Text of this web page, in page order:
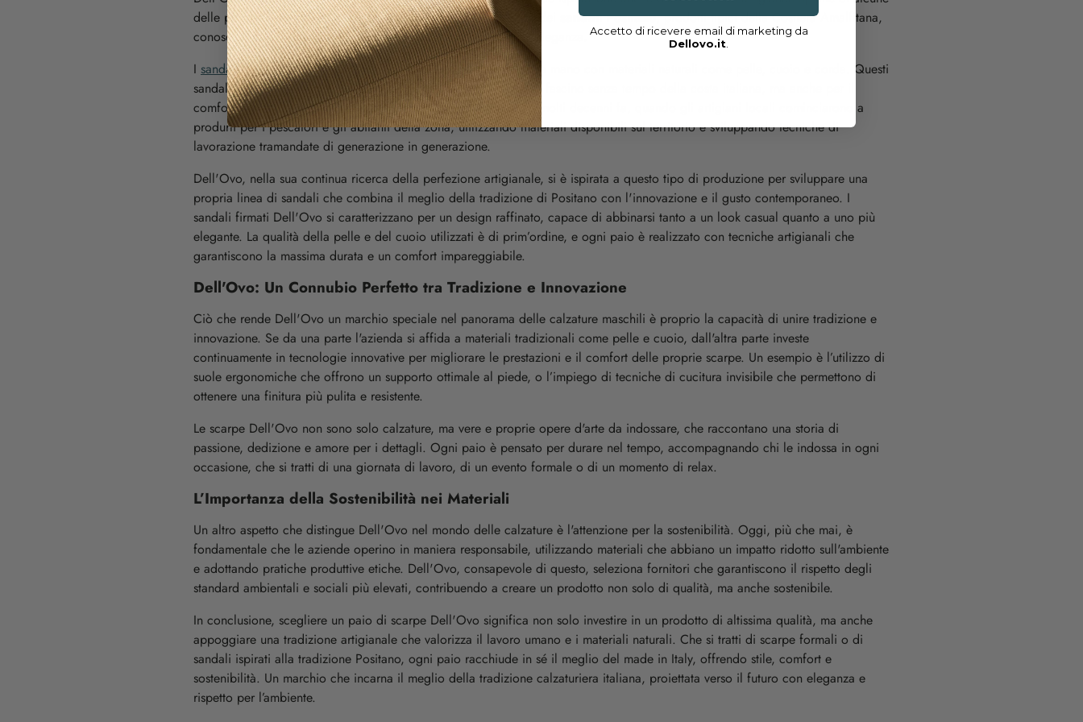
delle più belle regioni italiane. Un esempio su tutti è l’influenza dei
sandali Positano, prodotti tipici della Costiera Amalfitana,
conosciuti in tutto il mondo per la loro bellezza, semplicità ed eleganza.
I sandali Positanosono sinonimo di artigianalità pura, realizzati a mano con materiali naturali come pelle, cuoio e corda. Questi
sandali sono famosi non solo per il loro stile unico, che evoca il fascino senza tempo della costa italiana, ma anche per il
comfort che offrono. La tradizione dei sandali Positano risale a molti decenni fa, quando gli artigiani locali cominciarono a
produrli per i pescatori e gli abitanti della zona, utilizzando materiali disponibili sul territorio e sviluppando tecniche di
lavorazione tramandate di generazione in generazione.
Dell'Ovo, nella sua continua ricerca della perfezione artigianale, si è ispirata a questo tipo di produzione per sviluppare una
propria linea di sandali che combina il meglio della tradizione di Positano con l'innovazione e il gusto contemporaneo. I
sandali firmati Dell'Ovo si caratterizzano per un design raffinato, capace di abbinarsi tanto a un look casual quanto a uno più
elegante. La qualità della pelle e del cuoio utilizzati è di prim’ordine, e ogni paio è realizzato con tecniche artigianali che
garantiscono la massima durata e un comfort impareggiabile.
Dell'Ovo: Un Connubio Perfetto tra Tradizione e Innovazione
Ciò che rende Dell'Ovo un marchio speciale nel panorama delle calzature maschili è proprio la capacità di unire tradizione e
innovazione. Se da una parte l'azienda si affida a materiali tradizionali come pelle e cuoio, dall'altra parte investe
continuamente in tecnologie innovative per migliorare le prestazioni e il comfort delle proprie scarpe. Un esempio è l’utilizzo di
suole ergonomiche che offrono un supporto ottimale al piede, o l’impiego di tecniche di cucitura invisibile che permettono di
ottenere una finitura più pulita e resistente.
Le scarpe Dell'Ovo non sono solo calzature, ma vere e proprie opere d'arte da indossare, che raccontano una storia di
passione, dedizione e amore per i dettagli. Ogni paio è pensato per durare nel tempo, accompagnando chi le indossa in ogni
occasione, che si tratti di una giornata di lavoro, di un evento formale o di un momento di relax.
L’Importanza della Sostenibilità nei Materiali
Un altro aspetto che distingue Dell'Ovo nel mondo delle calzature è l'attenzione per la sostenibilità. Oggi, più che mai, è
fondamentale che le aziende operino in maniera responsabile, utilizzando materiali che abbiano un impatto ridotto sull'ambiente
e adottando pratiche produttive etiche. Dell'Ovo, consapevole di questo, seleziona fornitori che garantiscono il rispetto degli
standard ambientali e sociali più elevati, contribuendo a creare un prodotto non solo di qualità, ma anche sostenibile.
In conclusione, scegliere un paio di scarpe Dell'Ovo significa non solo investire in un prodotto di altissima qualità, ma anche
appoggiare una tradizione artigianale che valorizza il lavoro umano e i materiali naturali. Che si tratti di scarpe formali o di
sandali ispirati alla tradizione Positano, ogni paio racchiude in sé il meglio del made in Italy, offrendo stile, comfort e
sostenibilità. Un marchio che incarna il meglio della tradizione calzaturiera italiana, proiettata verso il futuro con eleganza e
rispetto per l’ambiente.
Accetto di ricevere email di marketing da
Dellovo.it